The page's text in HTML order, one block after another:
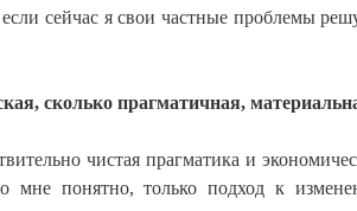
сейчас я свои частные проблемы
сколько прагматичная,
чистая прагматика и
мне понятно, только подход к